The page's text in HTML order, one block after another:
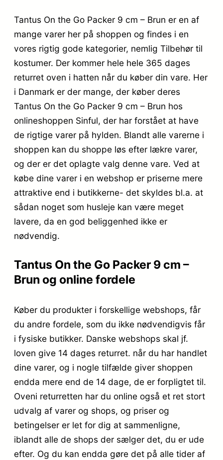
Tantus On the Go Packer 9 cm – Brun er en af
mange varer her på shoppen og findes i en
vores rigtig gode kategorier, nemlig Tilbehør til
kostumer. Der kommer hele hele 365 dages
returret oven i hatten når du køber din vare. Her
i Danmark er der mange, der køber deres
Tantus On the Go Packer 9 cm – Brun hos
onlineshoppen Sinful, der har forstået at have
de rigtige varer på hylden. Blandt alle varerne i
shoppen kan du shoppe løs efter lækre varer,
og der er det oplagte valg denne vare. Ved at
købe dine varer i en webshop er priserne mere
attraktive end i butikkerne- det skyldes bl.a. at
sådan noget som husleje kan være meget
lavere, da en god beliggenhed ikke er
nødvendig.
Tantus On the Go Packer 9 cm –
Brun og online fordele
Køber du produkter i forskellige webshops, får
du andre fordele, som du ikke nødvendigvis får
i fysiske butikker. Danske webshops skal jf.
loven give 14 dages returret. når du har handlet
dine varer, og i nogle tilfælde giver shoppen
endda mere end de 14 dage, de er forpligtet til.
Oveni returretten har du online også et ret stort
udvalg af varer og shops, og priser og
betingelser er let for dig at sammenligne,
iblandt alle de shops der sælger det, du er ude
efter. Og du kan endda gøre det på alle tider af